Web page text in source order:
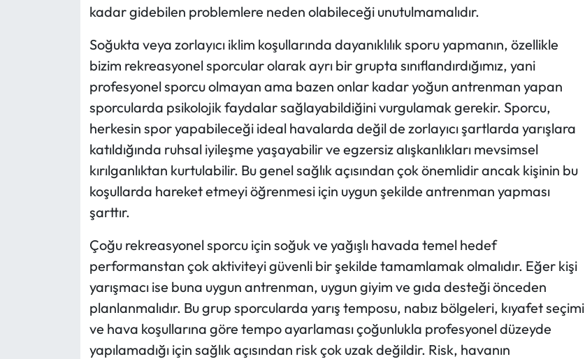
kadar gidebilen problemlere neden olabileceği unutulmamalıdır.
Soğukta veya zorlayıcı iklim koşullarında dayanıklılık sporu yapmanın, özellikle
bizim rekreasyonel sporcular olarak ayrı bir grupta sınıflandırdığımız, yani
profesyonel sporcu olmayan ama bazen onlar kadar yoğun antrenman yapan
sporcularda psikolojik faydalar sağlayabildiğini vurgulamak gerekir. Sporcu,
herkesin spor yapabileceği ideal havalarda değil de zorlayıcı şartlarda yarışlara
katıldığında ruhsal iyileşme yaşayabilir ve egzersiz alışkanlıkları mevsimsel
kırılganlıktan kurtulabilir. Bu genel sağlık açısından çok önemlidir ancak kişinin bu
koşullarda hareket etmeyi öğrenmesi için uygun şekilde antrenman yapması
şarttır.
Çoğu rekreasyonel sporcu için soğuk ve yağışlı havada temel hedef
performanstan çok aktiviteyi güvenli bir şekilde tamamlamak olmalıdır. Eğer kişi
yarışmacı ise buna uygun antrenman, uygun giyim ve gıda desteği önceden
planlanmalıdır. Bu grup sporcularda yarış temposu, nabız bölgeleri, kıyafet seçimi
ve hava koşullarına göre tempo ayarlaması çoğunlukla profesyonel düzeyde
yapılamadığı için sağlık açısından risk çok uzak değildir. Risk, havanın